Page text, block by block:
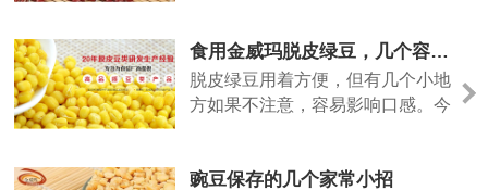
食用金威玛脱皮绿豆，几个容易忽略的小细节
脱皮绿豆用着方便，但有几个小地
方如果不注意，容易影响口感。今
豌豆保存的几个家常小招